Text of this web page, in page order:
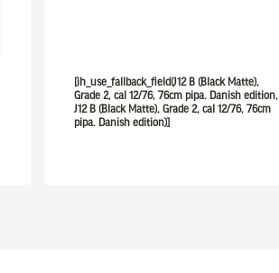
[ih_use_fallback_field(J12 B (Black Matte),
Grade 2, cal 12/76, 76cm pipa. Danish edition,
J12 B (Black Matte), Grade 2, cal 12/76, 76cm
pipa. Danish edition)]